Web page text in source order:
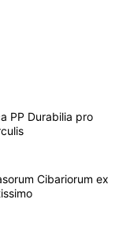
PP Durabilia pro
Cibariorum ex